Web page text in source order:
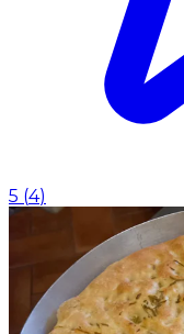
5 (4)